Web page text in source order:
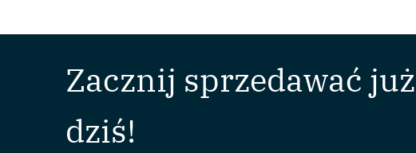
Zacznij sprzedawać już
dziś!